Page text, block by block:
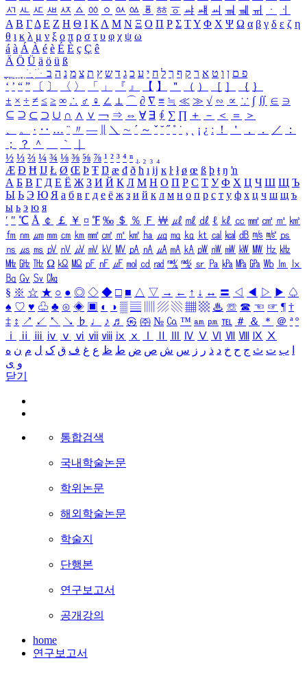
ㅺ ㅻ ㅼ ㅽ ㅾ ㅿ ㆀ ㆁ ㆂ ㆃ ㆄ ㆅ ㆆ ㆇ ㆈ ㆉ ㆊ ㆋ ㆌ ㆍ
ㆎ
Α Β ΓΔ Ε Ζ Η Θ Ι ΚΛ Μ Ν Ξ Ο Π Ρ Σ ΤΥ Φ Χ Ψ Ω α β γ δ ε ζ η
θ ι κ λ μ ν ξ ο π ρ σ τ υ φ χ ψ ω
á à Á À é è É È ç Ç ê
Ä Ö Ü ä ö ü ß
ִֶֹ ֻּ ׁׂ פ ם ן ו ט א ר ק ף ך ל ח י ע כ ג ד ש ץ ת צ מ נ ה ב
‘ ’ “ ” 〔 〕 〈 〉 「 」 『 』 【 】 ＂ （ ） ［ ］ ｛ ｝
± × ÷ ≠ ≤ ≥ ∞ ∴ ♂ ♀ ∠ ⊥ ⌒ ∂ ∇ ≡ ≒ ≪ ≫ √ ∽ ∝ ∵ ∫ ∬ ∈ ∋
⊆ ⊇ ⊂ ⊃ ∪ ∩ ∧ ∨ ￢ ⇒ ⇔ ∀ ∃ ∮ ∑ ∏ ＋ － ＜ ＝
＞
、
。 · ‥ … ¨ 〃 ― ＼ ∼ ´ ～ ˇ ˘ ˝ ˚ ˙ ¸ ¡ ¿ ː ！ ＇ ， ． ／
：
；
？ ＾ ｀
½ ⅓ ⅔ ¼ ¾ ⅛ ⅜ ⅝ ⅞ ¹ ² ³ ⁴ ⁿ ₁ ₂ ₃ ₄
Æ Ð Ħ Ĳ Ł Ø Œ Þ Ŧ Ŋ æ đ ð ħ ı ĳ ĸ ŀ ł ø œ ß þ ŧ ŋ ŉ
А Б В Г Д Е Ё Ж З И Й К Л М Н О П Р С Т У Ф Х Ц Ч Ш Щ Ъ
Ы Ь Э Ю Я а б в г д е ё ж з и й к л м н о п р с т у ф х ц ч ш щ ъ
ы ь э ю я
′ ″ ℃ Å ￠ ￡ ￥ ¤ ℉ ‰ ＄ ％ Ｆ ￦ ㎕ ㎖ ㎗ ℓ ㎘ ㏄ ㎣ ㎤ ㎥ ㎦
㎙ ㎚ ㎛ ㎜ ㎝ ㎞ ㎟ ㎠ ㎡ ㎢ ㏊ ㎍ ㎎ ㎏ ㏏ ㎈ ㎉ ㏈ ㎧ ㎨ ㎰
㎱ ㎲ ㎳ ㎴ ㎵ ㎶ ㎷ ㎸ ㎹ ㎀ ㎁ ㎂ ㎃ ㎄ ㎺ ㎻ ㎽ ㎾ ㎿ ㎐ ㎑
㎒ ㎓ ㎔ Ω ㏀ ㏁ ㎊ ㎋ ㎌ ㏖ ㏅ ㎭ ㎮ ㎯ ㏛ ㎩ ㎪ ㎫ ㎬ ㏝ ㏐
㏓
㏃ ㏉ ㏜ ㏆
§ ※ ☆ ★ ○ ● ◎ ◇ ◆ □ ■ △ ▽ → ← ↑ ↓ ↔ 〓 ◁ ◀ ▷ ▶ ♤
♠ ♡ ♥ ♧ ♣ ⊙ ◈ ▣ ◐ ◑ ▒ ▤ ▨ ▧ ▦ ▩ ♨ ☏ ☎ ☜ ☞ ¶ †
‡ ↕ ↗ ↙ ↖ ↘ ♭ ♩ ♪ ♬ ㉿ ㈜ № ㏇ ™ ㏂ ㏘ ℡ ＃ ＆ ＊ ＠ ª º
ⅰ
ⅱ ⅲ ⅳ ⅴ ⅵ ⅶ ⅷ ⅸ ⅹ Ⅳ Ⅴ Ⅵ Ⅶ Ⅷ Ⅸ Ⅹ
ب ت ث ج ح خ د ذ ر ز س ش ص ض ط ظ ع غ ف ق ک ل م ن ه
و ی
닫기
통합검색
국내학술논문
학위논문
해외학술논문
학술지
단행본
연구보고서
공개강의
home
연구보고서